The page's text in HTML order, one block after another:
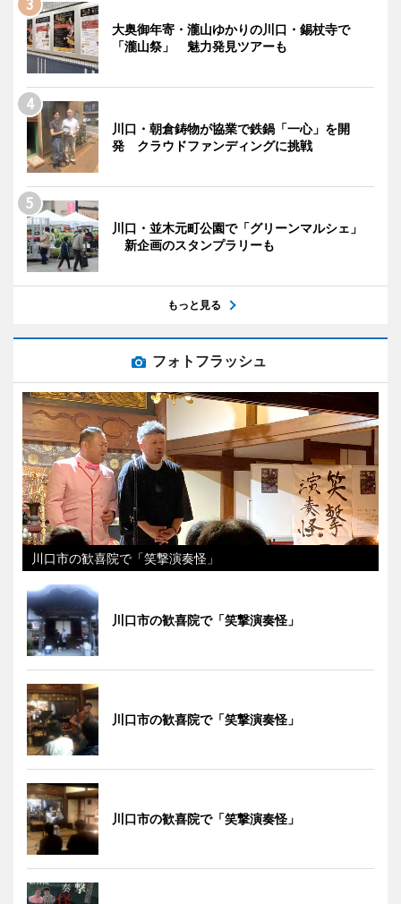
大奥御年寄・瀧山ゆかりの川口・錫杖寺で
「瀧山祭」 魅力発見ツアーも
川口・朝倉鋳物が協業で鉄鍋「一心」を開
発 クラウドファンディングに挑戦
川口・並木元町公園で「グリーンマルシェ」
新企画のスタンプラリーも
もっと見る
フォトフラッシュ
川口市の歓喜院で「笑撃演奏怪」
川口市の歓喜院で「笑撃演奏怪」
川口市の歓喜院で「笑撃演奏怪」
川口市の歓喜院で「笑撃演奏怪」